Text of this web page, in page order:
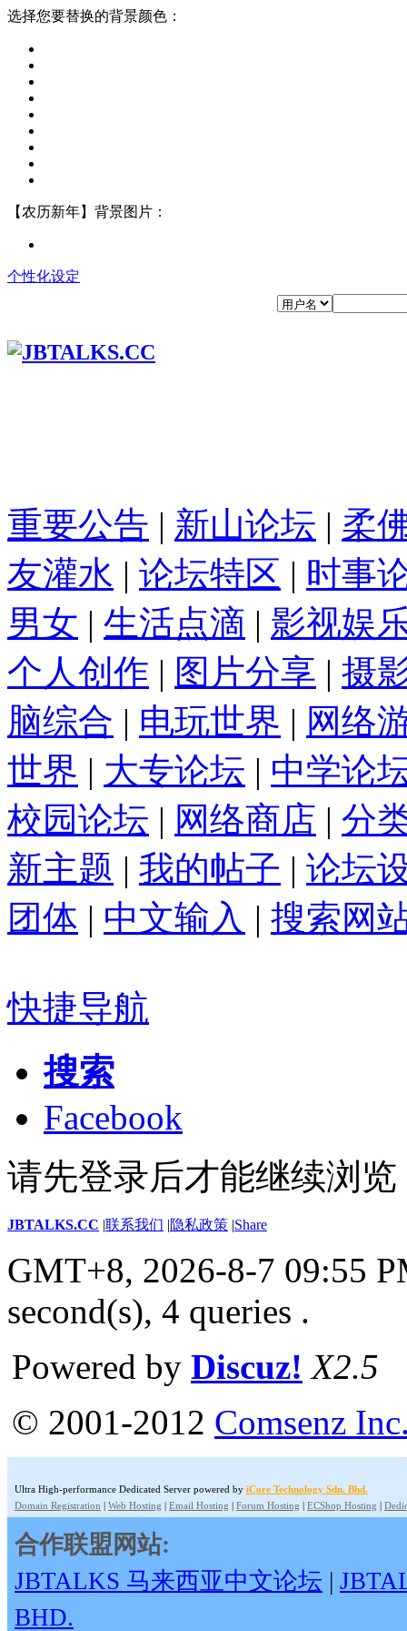
选择您要替换的背景颜色：
【农历新年】背景图片：
个性化设定
重要公告 | 新山论坛 | 柔
友灌水 | 论坛特区 | 时事
男女 | 生活点滴 | 影视娱
个人创作 | 图片分享 | 摄
脑综合 | 电玩世界 | 网络
世界 | 大专论坛 | 中学论
校园论坛 | 网络商店 | 分
新主题 | 我的帖子 | 论坛
团体 | 中文输入 | 搜索网
快捷导航
搜索
Facebook
请先登录后才能继续浏览
JBTALKS.CC |联系我们 |隐私政策 |Share
GMT+8, 2026-8-7 09:55
second(s), 4 queries .
Powered by Discuz! X2.5
© 2001-2012 Comsenz
Ultra High-performance Dedicated Server powered by iCore Technology Sdn. Bhd.
Domain Registration | Web Hosting | Email Hosting | Forum Hosting | ECShop Hosting |
合作联盟网站:
JBTALKS 马来西亚中文论坛 |
BHD.